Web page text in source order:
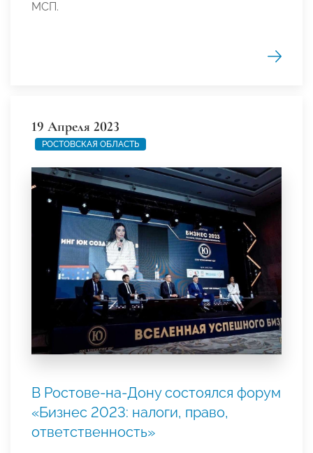
МСП.
19 Апреля 2023
РОСТОВСКАЯ ОБЛАСТЬ
В Ростове-на-Дону состоялся форум
«Бизнес 2023: налоги, право,
ответственность»